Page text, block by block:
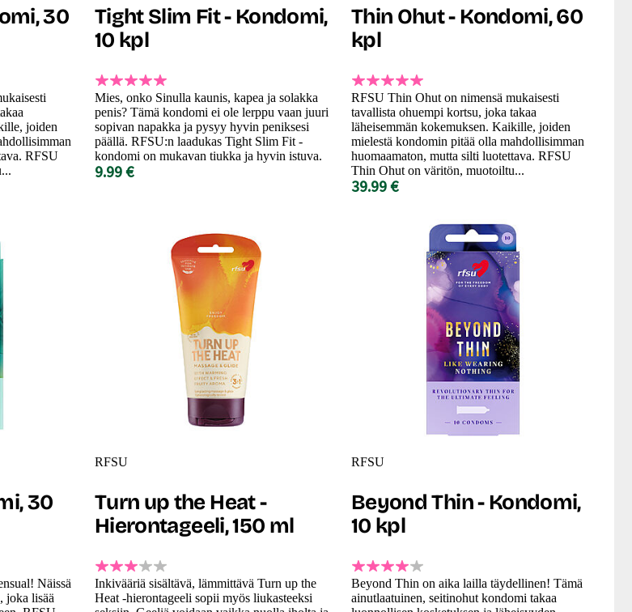
30
joiden
RFSU
Tight Slim Fit - Kondomi,
10 kpl
Mies, onko Sinulla kaunis, kapea ja solakka
penis? Tämä kondomi ei ole lerppu vaan juuri
sopivan napakka ja pysyy hyvin peniksesi
päällä. RFSU:n laadukas Tight Slim Fit -
kondomi on mukavan tiukka ja hyvin istuva.
9.99 €
Thin Ohut - Kondomi, 60
kpl
RFSU Thin Ohut on nimensä mukaisesti
tavallista ohuempi kortsu, joka takaa
läheisemmän kokemuksen. Kaikille, joiden
mielestä kondomin pitää olla mahdollisimman
huomaamaton, mutta silti luotettava. RFSU
Thin Ohut on väritön, muotoiltu...
39.99 €
30
Näissä
joka lisää
RFSU
Turn up the Heat -
Hierontageeli, 150 ml
Inkivääriä sisältävä, lämmittävä Turn up the
Heat -hierontageeli sopii myös liukasteeksi
RFSU
Beyond Thin - Kondomi,
10 kpl
Beyond Thin on aika lailla täydellinen! Tämä
ainutlaatuinen, seitinohut kondomi takaa